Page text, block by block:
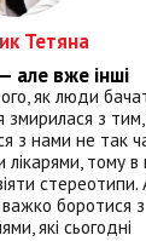
Тетяна
але вже інші
як люди
змирилася з
з нами не так
лікарями, тому в
стереотипи.
боротися з
які сьогодні